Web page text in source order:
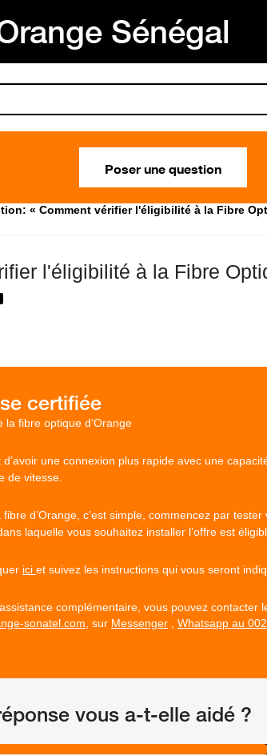
Sénégal
Poser une question
« Comment vérifier l'éligibilité à la Fibre
l'éligibilité à la Fibre
la fibre optique d’Orange
une connexion plus rapide avec une
de vitesse.
d’Orange, c’est simple, commencez par
laquelle vous souhaitez installer l’offre est
ici et suivez les instructions qui vous seront
complémentaire, vous pouvez contacter
sonatel.com , sur Messenger Whatsapp au
vous a-t-elle aidé ?